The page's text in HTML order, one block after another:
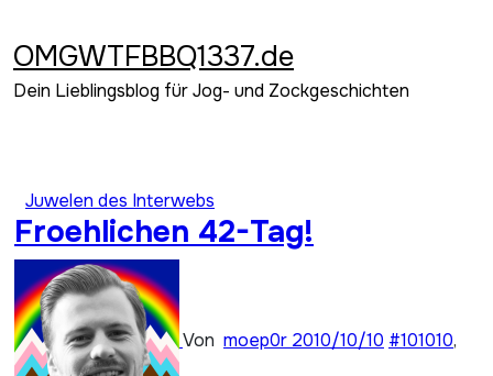
springen
OMGWTFBBQ1337.de
Dein Lieblingsblog für Jog- und Zockgeschichten
Juwelen des Interwebs
Froehlichen 42-Tag!
Von moep0r 2010/10/10 #101010,